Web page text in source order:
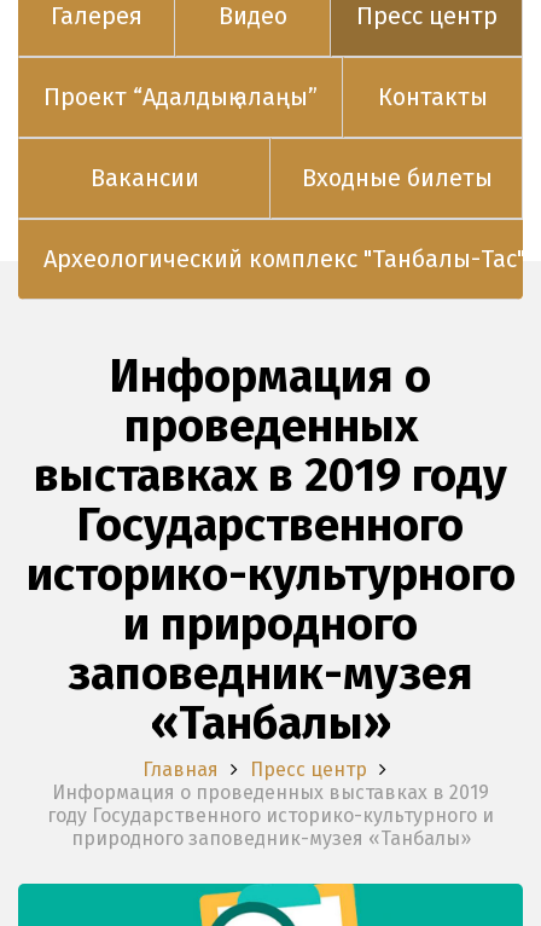
Галерея Видео Пресс центр
Проект “Адалдық алаңы” Контакты
Вакансии Входные билеты
Археологический комплекс "Танбалы-Тас"
Информация о
проведенных
выставках в 2019 году
Государственного
историко-культурного
и природного
заповедник-музея
«Танбалы»
Главная
Пресс центр
Информация о проведенных выставках в 2019
году Государственного историко-культурного и
природного заповедник-музея «Танбалы»